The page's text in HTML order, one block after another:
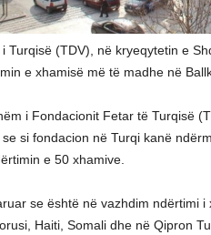
Turqisë (TDV), në kryeqytetin e
e xhamisë më të madhe në
i Fondacionit Fetar të Turqisë
si fondacion në Turqi kanë
e 50 xhamive.
se është në vazhdim ndërtimi i
Haiti, Somali dhe në Qipron